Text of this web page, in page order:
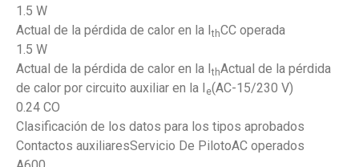
1.5 W
Actual de la pérdida de calor en la IthCC operada
1.5 W
Actual de la pérdida de calor en la IthActual de la pérdida
de calor por circuito auxiliar en la I e(AC-15/230 V)
0.24 CO
Clasificación de los datos para los tipos aprobados
Contactos auxiliaresServicio De PilotoAC operados